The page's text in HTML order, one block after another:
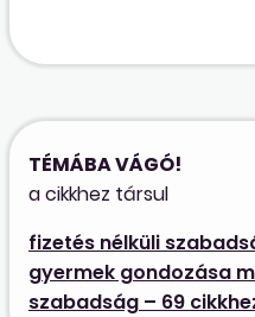
TÉMÁBA VÁGÓ!
a cikkhez társul
fizetés nélküli
gyermek gondozása
szabadság – 69